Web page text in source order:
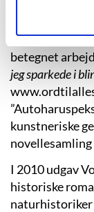
”Kapricer”.
betegnet
jeg sparkede i
kunstneriske
novellesamling
I 2010 udgav
historiske
naturhistoriker